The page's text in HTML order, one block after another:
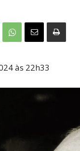
às 22h33